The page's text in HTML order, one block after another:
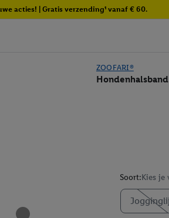
acties! | Gratis verzending¹ vanaf € 60.
ZOOFARI®
Soort:Kies je